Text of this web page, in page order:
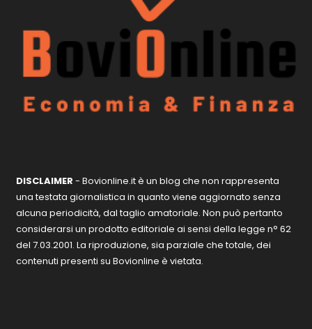
DISCLAIMER - Bovionline.it è un blog che non rappresenta
una testata giornalistica in quanto viene aggiornato senza
alcuna periodicità, dal taglio amatoriale. Non può pertanto
considerarsi un prodotto editoriale ai sensi della legge n° 62
del 7.03.2001. La riproduzione, sia parziale che totale, dei
contenuti presenti su Bovionline è vietata.